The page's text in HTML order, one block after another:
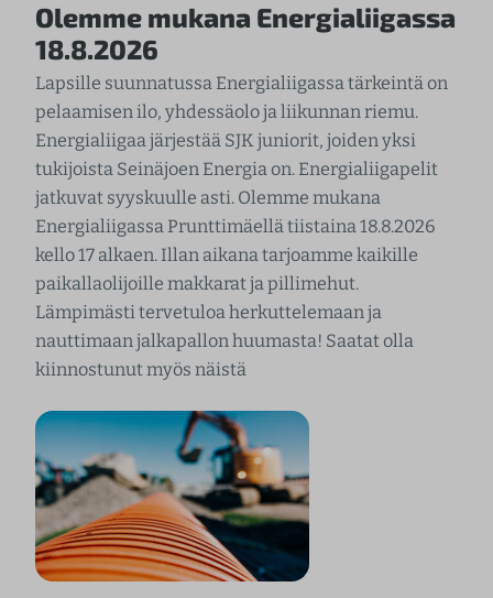
Olemme mukana Energialiigassa
18.8.2026
Lapsille suunnatussa Energialiigassa tärkeintä on
pelaamisen ilo, yhdessäolo ja liikunnan riemu.
Energialiigaa järjestää SJK juniorit, joiden yksi
tukijoista Seinäjoen Energia on. Energialiigapelit
jatkuvat syyskuulle asti. Olemme mukana
Energialiigassa Prunttimäellä tiistaina 18.8.2026
kello 17 alkaen. Illan aikana tarjoamme kaikille
paikallaolijoille makkarat ja pillimehut.
Lämpimästi tervetuloa herkuttelemaan ja
nauttimaan jalkapallon huumasta! Saatat olla
kiinnostunut myös näistä